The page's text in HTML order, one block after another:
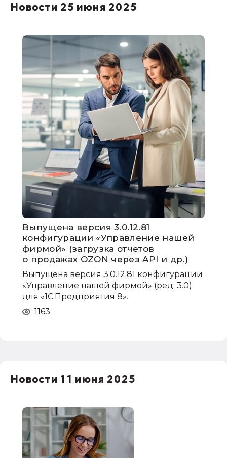
Новости 25 июня 2025
Выпущена версия 3.0.12.81
конфигурации «Управление нашей
фирмой» (загрузка отчетов
о продажах OZON через API и др.)
Выпущена версия 3.0.12.81 конфигурации
«Управление нашей фирмой» (ред. 3.0)
для «1С:Предприятия 8».
1163
Новости 11 июня 2025